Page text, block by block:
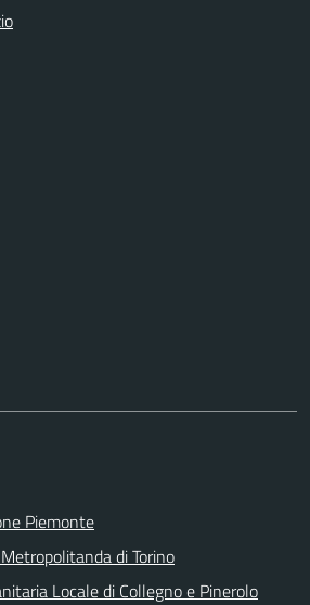
Piemonte
di Torino
Locale di Collegno e Pinerolo